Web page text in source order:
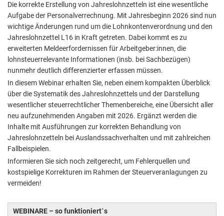
Die korrekte Erstellung von Jahreslohnzetteln ist eine wesentliche
Aufgabe der Personalverrechnung. Mit Jahresbeginn 2026 sind nun
wichtige Änderungen rund um die Lohnkontenverordnung und den
Jahreslohnzettel L16 in Kraft getreten. Dabei kommt es zu
erweiterten Meldeerfordernissen für Arbeitgeber:innen, die
lohnsteuerrelevante Informationen (insb. bei Sachbezügen)
nunmehr deutlich differenzierter erfassen müssen.
In diesem Webinar erhalten Sie, neben einem kompakten Überblick
über die Systematik des Jahreslohnzettels und der Darstellung
wesentlicher steuerrechtlicher Themenbereiche, eine Übersicht aller
neu aufzunehmenden Angaben mit 2026. Ergänzt werden die
Inhalte mit Ausführungen zur korrekten Behandlung von
Jahreslohnzetteln bei Auslandssachverhalten und mit zahlreichen
Fallbeispielen.
Informieren Sie sich noch zeitgerecht, um Fehlerquellen und
kostspielige Korrekturen im Rahmen der Steuerveranlagungen zu
vermeiden!
WEBINARE – so funktioniert`s